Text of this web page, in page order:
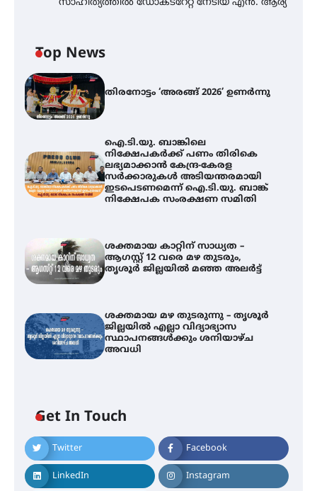
സാഹിത്യത്തിൽ ഡോക്ടറേറ്റ് നേടിയ എൻ. ആര്യ
Top News
തിരനോട്ടം ‘അരങ്ങ് 2026’ ഉണർന്നു
ഐ.ടി.യു. ബാങ്കിലെ
നിക്ഷേപകർക്ക് പണം തിരികെ
ലഭ്യമാക്കാൻ കേന്ദ്ര-കേരള
സർക്കാരുകൾ അടിയന്തരമായി
ഇടപെടണമെന്ന് ഐ.ടി.യു. ബാങ്ക്
നിക്ഷേപക സംരക്ഷണ സമിതി
ശക്തമായ കാറ്റിന് സാധ്യത –
ആഗസ്റ്റ് 12 വരെ മഴ തുടരും,
തൃശൂർ ജില്ലയിൽ മഞ്ഞ അലർട്ട്
ശക്തമായ മഴ തുടരുന്നു – തൃശൂർ
ജില്ലയിൽ എല്ലാ വിദ്യാഭ്യാസ
സ്ഥാപനങ്ങൾക്കും ശനിയാഴ്ച
അവധി
Get In Touch
Twitter Facebook
LinkedIn Instagram
ഐ.ടി.യു. ബാങ്കിലെ
നിക്ഷേപകർക്ക് പണം തിരികെ
ലഭ്യമാക്കാൻ കേന്ദ്ര-കേരള
സർക്കാരുകൾ അടിയന്തരമായി
ഇടപെടണമെന്ന് ഐ.ടി.യു. ബാങ്ക്
നിക്ഷേപക സംരക്ഷണ സമിതി